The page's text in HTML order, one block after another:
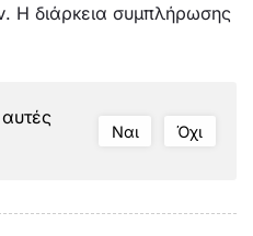
Η διάρκεια συμπλήρωσης
Ναι Όχι